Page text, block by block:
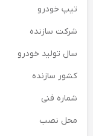
تیپ خودرو
شرکت سازنده
سال تولید خودرو
کشور سازنده
شماره فنی
محل نصب